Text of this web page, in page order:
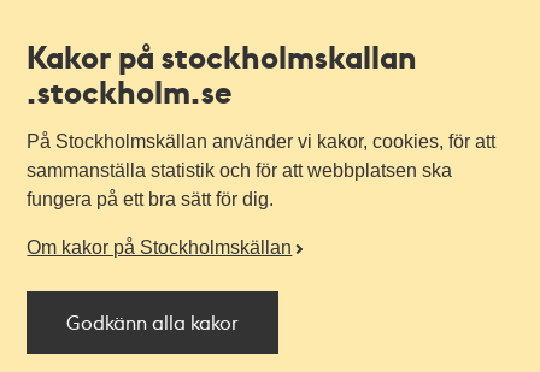
Kakor på stockholmskallan
.stockholm.se
På Stockholmskällan använder vi kakor, cookies, för att
sammanställa statistik och för att webbplatsen ska
fungera på ett bra sätt för dig.
Om kakor på Stockholmskällan
Godkänn alla kakor